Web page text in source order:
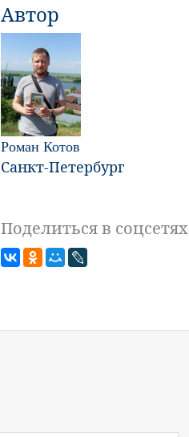
Автор
Роман Котов
Санкт-Петербург
Поделиться в соцсетях